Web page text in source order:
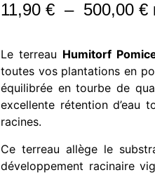
11,90 € – 500,00 €
Le terreau Humitorf
toutes vos plantations en
équilibrée en tourbe de
excellente rétention d’eau
racines.
Ce terreau allège le
développement racinaire